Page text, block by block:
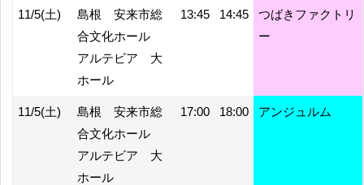
11/5(土)
島根 安来市総
合文化ホール
アルテビア 大
ホール
13:45 14:45
つばきファクトリ
ー
11/5(土)
島根 安来市総
合文化ホール
アルテビア 大
ホール
17:00 18:00 アンジュルム